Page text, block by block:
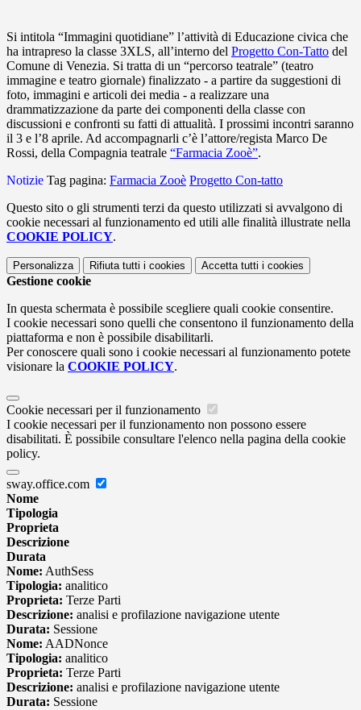
Si intitola “Immagini quotidiane” l’attività di Educazione civica che
ha intrapreso la classe 3XLS, all’interno del Progetto Con-Tatto del
Comune di Venezia. Si tratta di un “percorso teatrale” (teatro
immagine e teatro giornale) finalizzato - a partire da suggestioni di
foto, immagini e articoli dei media - a realizzare una
drammatizzazione da parte dei componenti della classe con
discussioni e confronti su fatti di attualità. I prossimi incontri saranno
il 3 e l’8 aprile. Ad accompagnarli c’è l’attore/regista Marco De
Rossi, della Compagnia teatrale “Farmacia Zooè”.
Notizie Tag pagina: Farmacia Zooè Progetto Con-tatto
Questo sito o gli strumenti terzi da questo utilizzati si avvalgono di
cookie necessari al funzionamento ed utili alle finalità illustrate nella
COOKIE POLICY.
Personalizza Rifiuta tutti i cookies Accetta tutti i cookies
Gestione cookie
In questa schermata è possibile scegliere quali cookie consentire.
I cookie necessari sono quelli che consentono il funzionamento della
piattaforma e non è possibile disabilitarli.
Per conoscere quali sono i cookie necessari al funzionamento potete
visionare la COOKIE POLICY.
Cookie necessari per il funzionamento
I cookie necessari per il funzionamento non possono essere
disabilitati. È possibile consultare l'elenco nella pagina della cookie
policy.
sway.office.com
Nome
Tipologia
Proprieta
Descrizione
Durata
Nome: AuthSess
Tipologia: analitico
Proprieta: Terze Parti
Descrizione: analisi e profilazione navigazione utente
Durata: Sessione
Nome: AADNonce
Tipologia: analitico
Proprieta: Terze Parti
Descrizione: analisi e profilazione navigazione utente
Durata: Sessione